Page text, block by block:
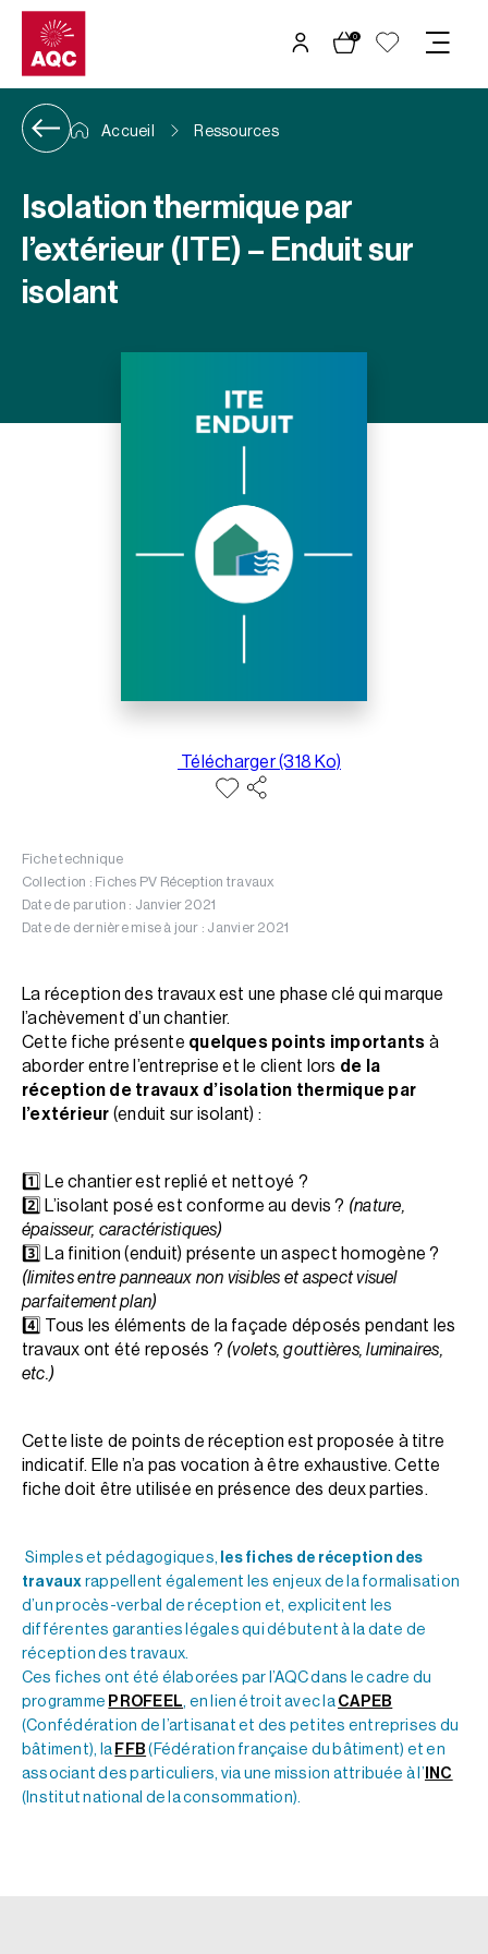
Panneau de gestion des cookies
0
Accueil Ressources
Isolation thermique par
l’extérieur (ITE) – Enduit sur
isolant
Télécharger (318 Ko)
Fiche technique
Collection : Fiches PV Réception travaux
Date de parution : Janvier 2021
Date de dernière mise à jour : Janvier 2021
La réception des travaux est une phase clé qui marque
l’achèvement d’un chantier.
Cette fiche présente quelques points importants à
aborder entre l’entreprise et le client lors de la
réception de travaux d’isolation thermique par
l’extérieur (enduit sur isolant) :
1️⃣ Le chantier est replié et nettoyé ?
2️⃣ L’isolant posé est conforme au devis ? (nature,
épaisseur, caractéristiques)
3️⃣ La finition (enduit) présente un aspect homogène ?
(limites entre panneaux non visibles et aspect visuel
parfaitement plan)
4️⃣ Tous les éléments de la façade déposés pendant les
travaux ont été reposés ? (volets, gouttières, luminaires,
etc.)
Cette liste de points de réception est proposée à titre
indicatif. Elle n’a pas vocation à être exhaustive. Cette
fiche doit être utilisée en présence des deux parties.
Simples et pédagogiques,
les fiches de réception des
travaux rappellent également les enjeux de la formalisation
d’un procès-verbal de réception et, explicitent les
différentes garanties légales qui débutent à la date de
réception des travaux.
Ces fiches ont été élaborées par l’AQC dans le cadre du
programme PROFEEL , en lien étroit avec la CAPEB
(Confédération de l’artisanat et des petites entreprises du
bâtiment), la FFB (Fédération française du bâtiment) et en
associant des particuliers, via une mission attribuée à l’ INC
(Institut national de la consommation).